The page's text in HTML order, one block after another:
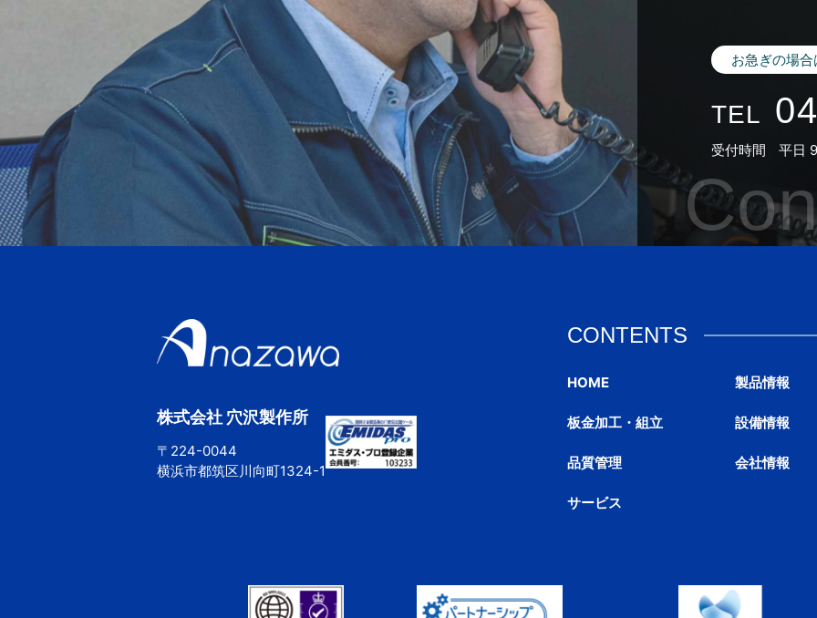
お急ぎの場
TEL
受付時間 平日
株式会社 穴沢製作所
〒224-0044
横浜市都筑区川向町1324-1
CONTENTS
HOME
板金加工・組立
品質管理
サービス
製品情報
設備情報
会社情報